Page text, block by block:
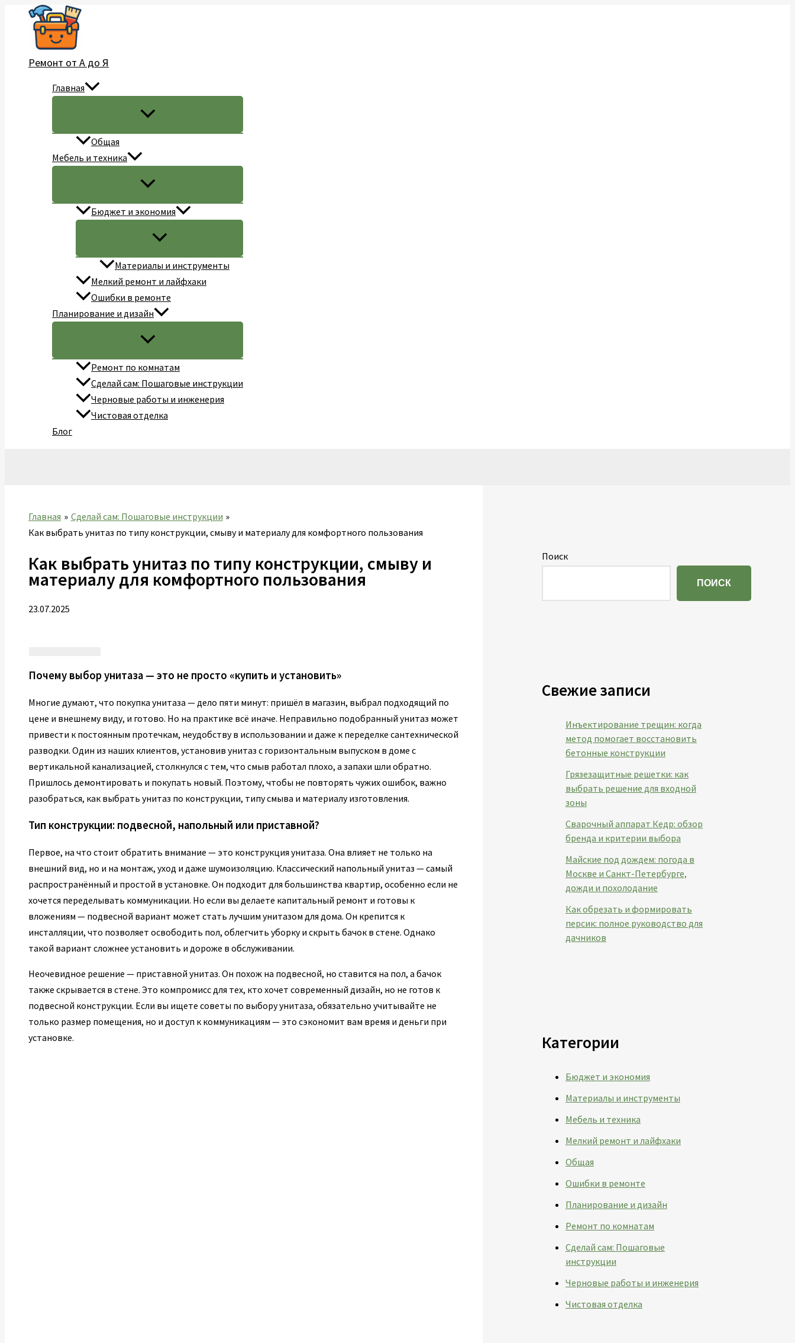
Перейти
содержимому
Ремонт от А до Я
Главная
Общая
Мебель и техника
Бюджет и экономия
Материалы и инструменты
Мелкий ремонт и лайфхаки
Ошибки в ремонте
Планирование и дизайн
Ремонт по комнатам
Сделай сам: Пошаговые инструкции
Черновые работы и инженерия
Чистовая отделка
Блог
Главная
Сделай сам: Пошаговые инструкции
Как выбрать унитаз по типу конструкции, смыву и материалу для комфортного пользования
Как выбрать унитаз по типу конструкции, смыву и
материалу для комфортного пользования
23.07.2025
Почему выбор унитаза — это не просто «купить и установить»
Многие думают, что покупка унитаза — дело пяти минут: пришёл в магазин, выбрал подходящий по
цене и внешнему виду, и готово. Но на практике всё иначе. Неправильно подобранный унитаз может
привести к постоянным протечкам, неудобству в использовании и даже к переделке сантехнической
разводки. Один из наших клиентов, установив унитаз с горизонтальным выпуском в доме с
вертикальной канализацией, столкнулся с тем, что смыв работал плохо, а запахи шли обратно.
Пришлось демонтировать и покупать новый. Поэтому, чтобы не повторять чужих ошибок, важно
разобраться, как выбрать унитаз по конструкции, типу смыва и материалу изготовления.
Тип конструкции: подвесной, напольный или приставной?
Первое, на что стоит обратить внимание — это конструкция унитаза. Она влияет не только на
внешний вид, но и на монтаж, уход и даже шумоизоляцию. Классический напольный унитаз — самый
распространённый и простой в установке. Он подходит для большинства квартир, особенно если не
хочется переделывать коммуникации. Но если вы делаете капитальный ремонт и готовы к
вложениям — подвесной вариант может стать лучшим унитазом для дома. Он крепится к
инсталляции, что позволяет освободить пол, облегчить уборку и скрыть бачок в стене. Однако
такой вариант сложнее установить и дороже в обслуживании.
Неочевидное решение — приставной унитаз. Он похож на подвесной, но ставится на пол, а бачок
также скрывается в стене. Это компромисс для тех, кто хочет современный дизайн, но не готов к
подвесной конструкции. Если вы ищете советы по выбору унитаза, обязательно учитывайте не
только размер помещения, но и доступ к коммуникациям — это сэкономит вам время и деньги при
установке.
Поиск
ПОИСК
Свежие записи
Инъектирование трещин: когда
метод помогает восстановить
бетонные конструкции
Грязезащитные решетки: как
выбрать решение для входной
зоны
Сварочный аппарат Кедр: обзор
бренда и критерии выбора
Майские под дождем: погода в
Москве и Санкт-Петербурге,
дожди и похолодание
Как обрезать и формировать
персик: полное руководство для
дачников
Категории
Бюджет и экономия
Материалы и инструменты
Мебель и техника
Мелкий ремонт и лайфхаки
Общая
Ошибки в ремонте
Планирование и дизайн
Ремонт по комнатам
Сделай сам: Пошаговые
инструкции
Черновые работы и инженерия
Чистовая отделка